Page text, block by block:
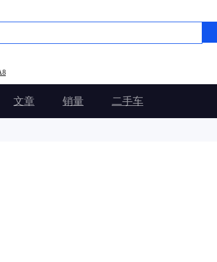
文章 销量 二手车